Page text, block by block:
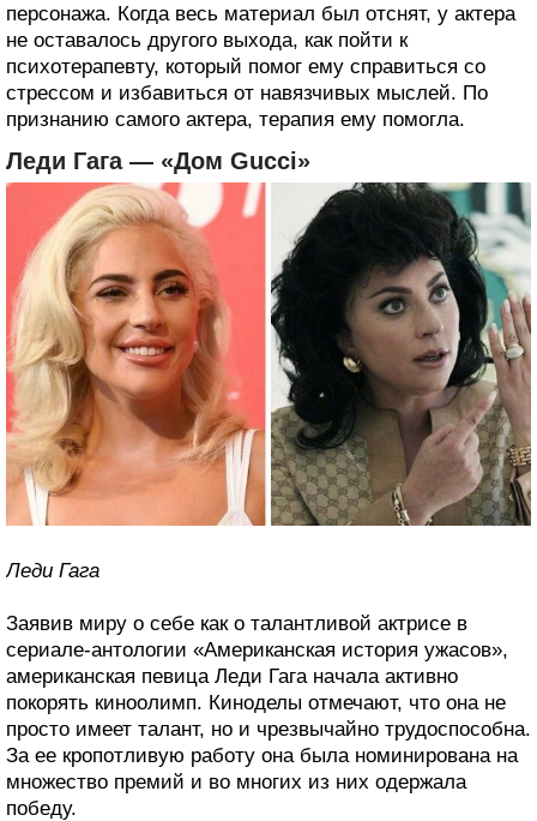
персонажа. Когда весь материал был отснят, у актера
не оставалось другого выхода, как пойти к
психотерапевту, который помог ему справиться со
стрессом и избавиться от навязчивых мыслей. По
признанию самого актера, терапия ему помогла.
Леди Гага — «Дом Gucci»
Леди Гага
Заявив миру о себе как о талантливой актрисе в
сериале-антологии «Американская история ужасов»,
американская певица Леди Гага начала активно
покорять киноолимп. Киноделы отмечают, что она не
просто имеет талант, но и чрезвычайно трудоспособна.
За ее кропотливую работу она была номинирована на
множество премий и во многих из них одержала
победу.